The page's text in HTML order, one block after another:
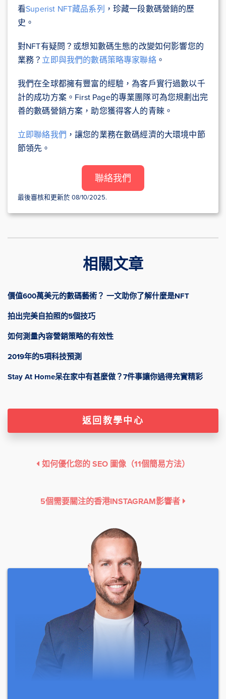
看Superist NFT藏品系列 ，珍藏一段數碼營銷的歷
史。
對NFT有疑問？或想知數碼生態的改變如何影響您的
業務？ 立即與我們的數碼策略專家聯絡。
我們在全球都擁有豐富的經驗，為客戶實行過數以千
計的成功方案。First Page的專業團隊可為您規劃出完
善的數碼營銷方案，助您獲得客人的青睞。
立即聯絡我們 ，讓您的業務在數碼經濟的大環境中節
節領先。
聯絡我們
最後審核和更新於 08/10/2025.
相關文章
價值600萬美元的數碼藝術？ 一文助你了解什麼是NFT
拍出完美自拍照的5個技巧
如何測量內容營銷策略的有效性
2019年的5項科技預測
Stay At Home呆在家中有甚麼做？7件事讓你過得充實精彩
返回教學中心
如何優化您的 SEO 圖像（11個簡易方法）
5個需要關注的香港INSTAGRAM影響者